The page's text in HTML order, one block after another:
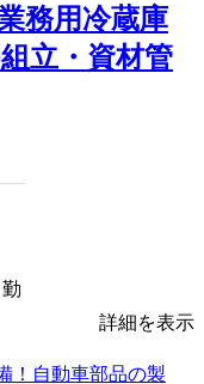
務用冷蔵庫
立・資材管
詳細を表示